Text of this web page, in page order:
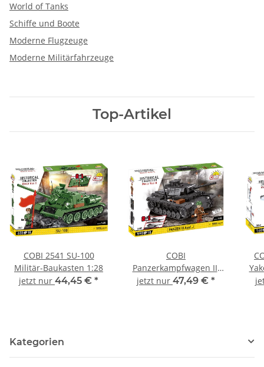
World of Tanks
Schiffe und Boote
Moderne Flugzeuge
Moderne Militärfahrzeuge
Top-Artikel
COBI 2541 SU-100
Militär-Baukasten 1:28
jetzt nur 44,45 € *
COBI
Panzerkampfwagen III
Ausf.J 2289 Militär-
jetzt nur 47,49 € *
Kategorien